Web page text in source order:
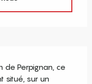
Perpignan, ce
situé, sur un